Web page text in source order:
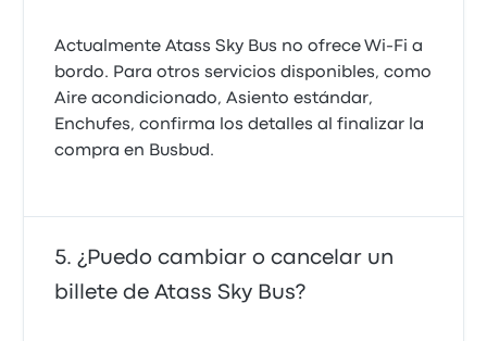
Actualmente Atass Sky Bus no ofrece Wi‑Fi a
bordo. Para otros servicios disponibles, como
Aire acondicionado, Asiento estándar,
Enchufes, confirma los detalles al finalizar la
compra en Busbud.
¿Puedo cambiar o cancelar un
billete de Atass Sky Bus?